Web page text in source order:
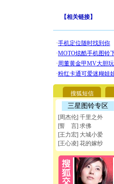
【相关链接】
搜狐短信
三星图铃专区
[周杰伦] 千里之外
[誓 言] 求佛
[王力宏] 大城小爱
[王心凌] 花的嫁纱